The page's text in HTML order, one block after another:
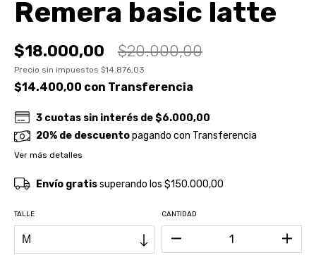
Remera basic latte
$18.000,00 $20.000,00
Precio sin impuestos $14.876,03
$14.400,00 con Transferencia
3 cuotas sin interés de$6.000,00
20% de descuentopagando con Transferencia
Ver más detalles
Envío gratissuperando los$150.000,00
TALLE CANTIDAD